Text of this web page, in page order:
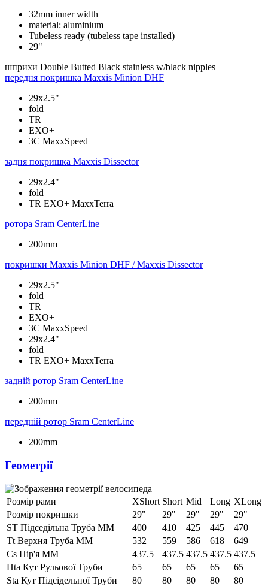
32mm inner width
material: aluminium
Tubeless ready (tubeless tape installed)
29"
шприхи Double Butted Black stainless w/black nipples
передня покришка Maxxis Minion DHF
29x2.5"
fold
TR
EXO+
3C MaxxSpeed
задня покришка Maxxis Dissector
29x2.4"
fold
TR EXO+ MaxxTerra
ротора Sram CenterLine
200mm
покришки Maxxis Minion DHF / Maxxis Dissector
29x2.5"
fold
TR
EXO+
3C MaxxSpeed
29x2.4"
fold
TR EXO+ MaxxTerra
задній ротор Sram CenterLine
200mm
передній ротор Sram CenterLine
200mm
Геометрії
Розмір рами XShort Short Mid Long XLong
Розмір покришки
29" 29" 29" 29"
29"
ST Підседільна Труба ММ
400 410 425 445
470
Tt Верхня Труба ММ
532 559 586 618
649
Cs Пір'я ММ
437.5 437.5 437.5 437.5 437.5
Hta Кут Рульової Труби
65 65 65 65
65
Sta Кут Підсідельної Труби
80 80 80 80
80